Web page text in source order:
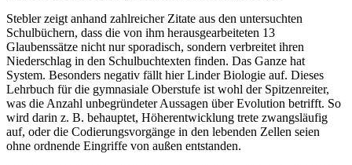
Stebler zeigt anhand zahlreicher Zitate aus den untersuchten
Schulbüchern, dass die von ihm herausgearbeiteten 13
Glaubenssätze nicht nur sporadisch, sondern verbreitet ihren
Niederschlag in den Schulbuchtexten finden. Das Ganze hat
System. Besonders negativ fällt hier Linder Biologie auf. Dieses
Lehrbuch für die gymnasiale Oberstufe ist wohl der Spitzenreiter,
was die Anzahl unbegründeter Aussagen über Evolution betrifft. So
wird darin z. B. behauptet, Höherentwicklung trete zwangsläufig
auf, oder die Codierungsvorgänge in den lebenden Zellen seien
ohne ordnende Eingriffe von außen entstanden.